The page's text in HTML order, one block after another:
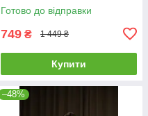
Готово до відправки
749 ₴ 1 449 ₴
Купити
–48%